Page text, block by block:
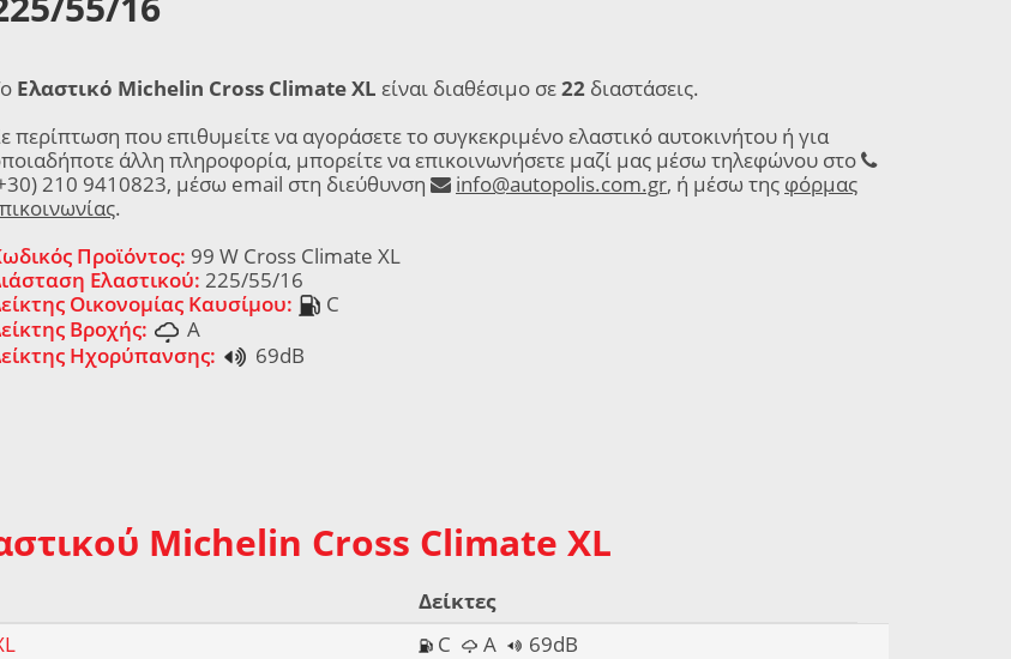
Ελαστικό Michelin Cross Climate XL είναι διαθέσιμο σε22 διαστάσεις.
περίπτωση που επιθυμείτε να αγοράσετε το συγκεκριμένο ελαστικό αυτοκινήτου ή για
άλλη πληροφορία, μπορείτε να επικοινωνήσετε μαζί μας μέσω τηλεφώνου στο
210 9410823, μέσω email στη διεύθυνση
info@autopolis.com.gr, ή μέσω της φόρμας
.
Προϊόντος: 99 W Cross Climate XL
Ελαστικού: 225/55/16
Οικονομίας Καυσίμου:
C
Βροχής:
A
Ηχορύπανσης:
69dB
Michelin Cross Climate XL
Δείκτες
C A
69dB